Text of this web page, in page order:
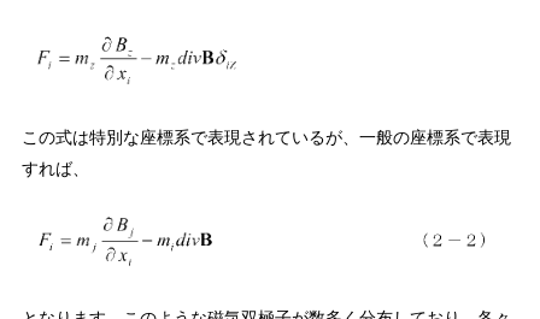
この式は特別な座標系で表現されているが、一般の座標系で表現
すれば、